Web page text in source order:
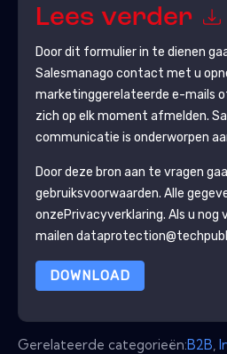
Lees verder
Door dit formulier in te dienen
Salesmanago contact met u
marketinggerelateerde e-mails
zich op elk moment afmelden.
communicatie is onderworpen
Door deze bron aan te vragen
gebruiksvoorwaarden. Alle
onzePrivacyverklaring. Als u nog
mailen
DOWNLOAD
Gerelateerde categorieën:B2B